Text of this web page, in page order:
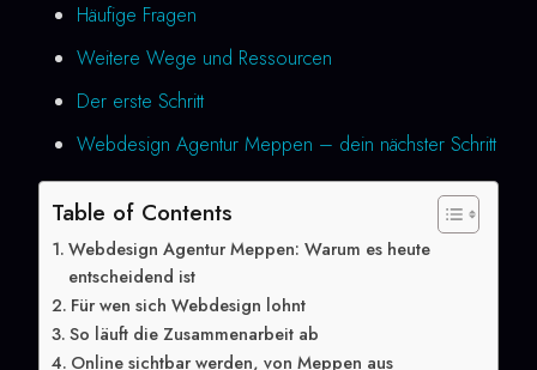
Häufige Fragen
Weitere Wege und Ressourcen
Der erste Schritt
Webdesign Agentur Meppen – dein nächster Schritt
Table of Contents
Webdesign Agentur Meppen: Warum es heute
entscheidend ist
Für wen sich Webdesign lohnt
So läuft die Zusammenarbeit ab
Online sichtbar werden, von Meppen aus